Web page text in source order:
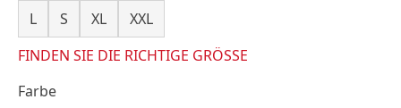
L
S XL
XXL
FINDEN SIE DIE RICHTIGE GRÖSSE
Farbe